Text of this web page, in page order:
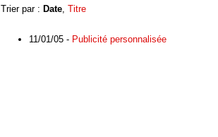
Trier par : Date, Titre
11/01/05 - Publicité personnalisée